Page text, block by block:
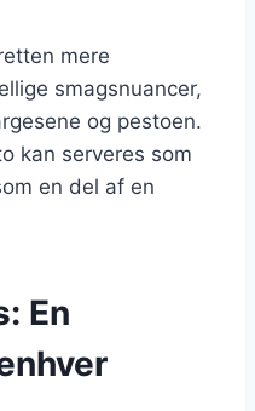
mere
smagsnuancer,
og pestoen.
kan serveres som
en del af en
En